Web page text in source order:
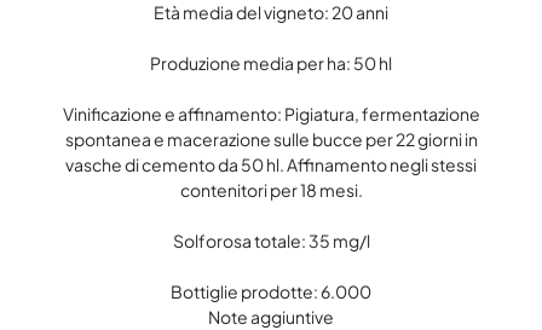
Età media del vigneto: 20 anni
Produzione media per ha: 50 hl
Vinificazione e affinamento: Pigiatura, fermentazione
spontanea e macerazione sulle bucce per 22 giorni in
vasche di cemento da 50 hl. Affinamento negli stessi
contenitori per 18 mesi.
Solforosa totale: 35 mg/l
Bottiglie prodotte: 6.000
Note aggiuntive